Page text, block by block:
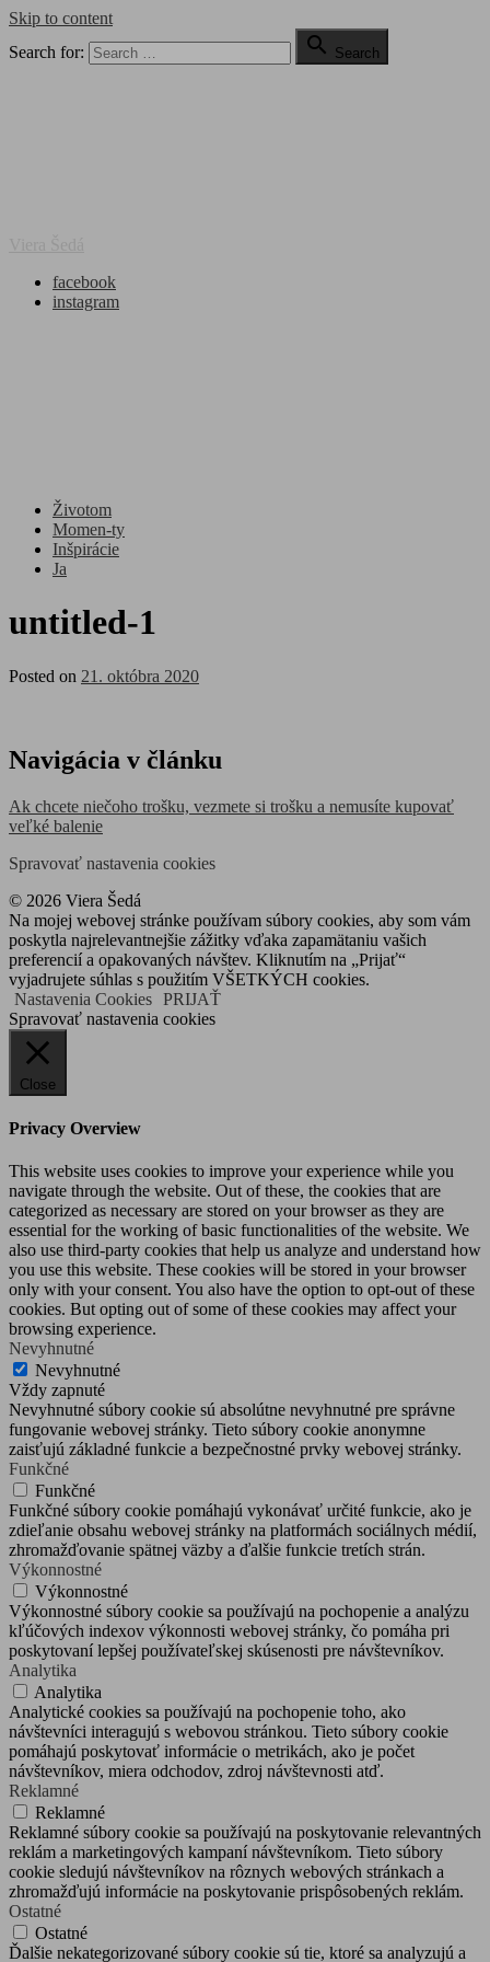
Skip to content
Search for:
 Search
facebook
instagram
Životom
Momen-ty
Inšpirácie
Ja
untitled-1
Posted on 21. októbra 2020
Navigácia v článku
Ak chcete niečoho trošku, vezmete si trošku a nemusíte kupovať
veľké balenie
Spravovať nastavenia cookies
© 2026 Viera Šedá
Na mojej webovej stránke používam súbory cookies, aby som vám
poskytla najrelevantnejšie zážitky vďaka zapamätaniu vašich
preferencií a opakovaných návštev. Kliknutím na „Prijať“
vyjadrujete súhlas s použitím VŠETKÝCH cookies.
Nastavenia Cookies PRIJAŤ
Spravovať nastavenia cookies
Close
Privacy Overview
This website uses cookies to improve your experience while you
navigate through the website. Out of these, the cookies that are
categorized as necessary are stored on your browser as they are
essential for the working of basic functionalities of the website. We
also use third-party cookies that help us analyze and understand how
you use this website. These cookies will be stored in your browser
only with your consent. You also have the option to opt-out of these
cookies. But opting out of some of these cookies may affect your
browsing experience.
Nevyhnutné
Nevyhnutné
Vždy zapnuté
Nevyhnutné súbory cookie sú absolútne nevyhnutné pre správne
fungovanie webovej stránky. Tieto súbory cookie anonymne
zaisťujú základné funkcie a bezpečnostné prvky webovej stránky.
Funkčné
Funkčné
Funkčné súbory cookie pomáhajú vykonávať určité funkcie, ako je
zdieľanie obsahu webovej stránky na platformách sociálnych médií,
zhromažďovanie spätnej väzby a ďalšie funkcie tretích strán.
Výkonnostné
Výkonnostné
Výkonnostné súbory cookie sa používajú na pochopenie a analýzu
kľúčových indexov výkonnosti webovej stránky, čo pomáha pri
poskytovaní lepšej používateľskej skúsenosti pre návštevníkov.
Analytika
Analytika
Analytické cookies sa používajú na pochopenie toho, ako
návštevníci interagujú s webovou stránkou. Tieto súbory cookie
pomáhajú poskytovať informácie o metrikách, ako je počet
návštevníkov, miera odchodov, zdroj návštevnosti atď.
Reklamné
Reklamné
Reklamné súbory cookie sa používajú na poskytovanie relevantných
reklám a marketingových kampaní návštevníkom. Tieto súbory
cookie sledujú návštevníkov na rôznych webových stránkach a
zhromažďujú informácie na poskytovanie prispôsobených reklám.
Ostatné
Ostatné
Ďalšie nekategorizované súbory cookie sú tie, ktoré sa analyzujú a